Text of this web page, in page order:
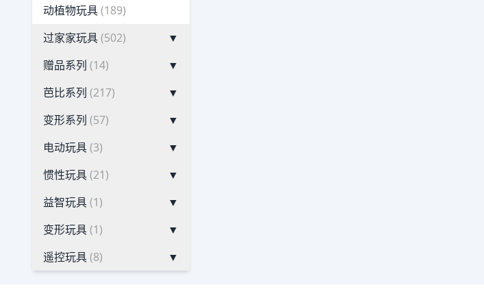
动植物玩具(189)
过家家玩具(502)
▼
赠品系列 (14)
▼
芭比系列 (217)
▼
变形系列 (57)
▼
电动玩具(3)
▼
惯性玩具(21)
▼
益智玩具(1)
▼
变形玩具(1)
▼
遥控玩具(8) ▼